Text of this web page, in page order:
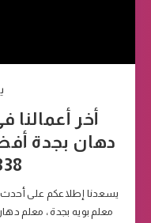
أخر
دهان بجدة
يسعدنا إطلاعكم على أحدث